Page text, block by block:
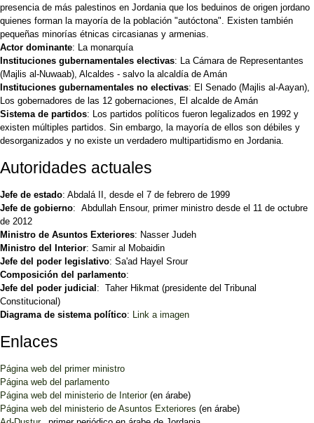
presencia de más palestinos en Jordania que los beduinos de origen jordano
quienes forman la mayoría de la población "autóctona". Existen también
pequeñas minorías étnicas circasianas y armenias.
Actor dominante: La monarquía
Instituciones gubernamentales electivas: La Cámara de Representantes
(Majlis al-Nuwaab), Alcaldes - salvo la alcaldía de Amán
Instituciones gubernamentales no electivas: El Senado (Majlis al-Aayan),
Los gobernadores de las 12 gobernaciones, El alcalde de Amán
Sistema de partidos: Los partidos políticos fueron legalizados en 1992 y
existen múltiples partidos. Sin embargo, la mayoría de ellos son débiles y
desorganizados y no existe un verdadero multipartidismo en Jordania.
Autoridades actuales
Jefe de estado: Abdalá II, desde el 7 de febrero de 1999
Jefe de gobierno: Abdullah Ensour, primer ministro desde el 11 de octubre
de 2012
Ministro de Asuntos Exteriores: Nasser Judeh
Ministro del Interior: Samir al Mobaidin
Jefe del poder legislativo: Sa'ad Hayel Srour
Composición del parlamento:
Jefe del poder judicial : Taher Hikmat (presidente del Tribunal
Constitucional)
Diagrama de sistema político: Link a imagen
Enlaces
Página web del primer ministro
Página web del parlamento
Página web del ministerio de Interior(en árabe)
Página web del ministerio de Asuntos Exteriores (en árabe)